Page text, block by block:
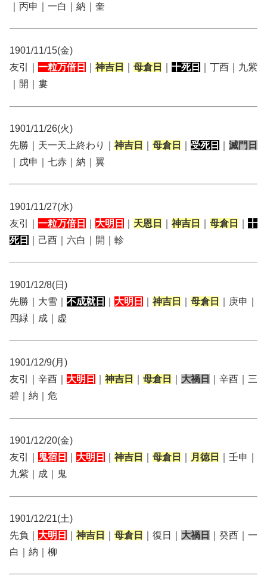
｜丙申｜一白｜納｜奎
1901/11/15(金)
友引｜ 一粒万倍日 神吉日 母倉日 十死日
｜丁酉｜九紫
｜開｜婁
1901/11/26(火)
先勝｜天一天上終わり｜ 神吉日 母倉日 受死日
滅門日
｜戊申｜七赤｜納｜翼
1901/11/27(水)
友引｜ 一粒万倍日 大明日 天恩日 神吉日 母倉日
十
死日
｜己酉｜六白｜開｜軫
1901/12/8(日)
先勝｜大雪｜ 不成就日 大明日 神吉日 母倉日
｜庚申｜
四緑｜成｜虚
1901/12/9(月)
友引｜辛酉｜ 大明日 神吉日 母倉日 大禍日
｜辛酉｜三
碧｜納｜危
1901/12/20(金)
友引｜
鬼宿日 大明日 神吉日 母倉日 月徳日
｜壬申｜
九紫｜成｜鬼
1901/12/21(土)
先負｜ 大明日 神吉日 母倉日 ｜復日｜ 大禍日
｜癸酉｜一
白｜納｜柳